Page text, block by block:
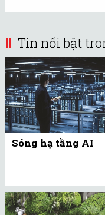
Tin nổi bật
Sóng hạ tầng AI